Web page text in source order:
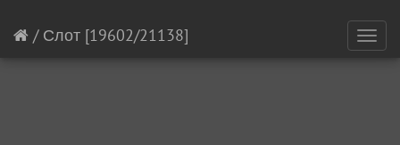
/ Слот [19602/21138]